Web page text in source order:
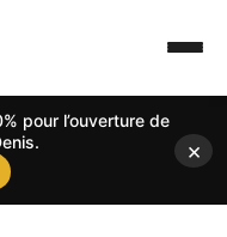
pour l’ouverture de
×